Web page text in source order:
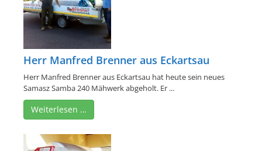
Herr Manfred Brenner aus Eckartsau
Herr Manfred Brenner aus Eckartsau hat heute sein neues
Samasz Samba 240 Mähwerk abgeholt. Er ...
Weiterlesen …